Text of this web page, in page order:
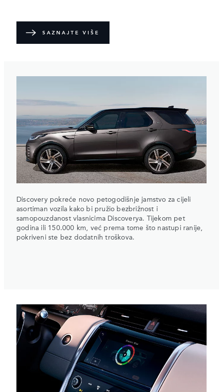
SAZNAJTE VIŠE
Discovery pokreće novo petogodišnje jamstvo za cijeli
asortiman vozila kako bi pružio bezbrižnost i
samopouzdanost vlasnicima Discoverya. Tijekom pet
godina ili 150.000 km, već prema tome što nastupi ranije,
pokriveni ste bez dodatnih troškova.